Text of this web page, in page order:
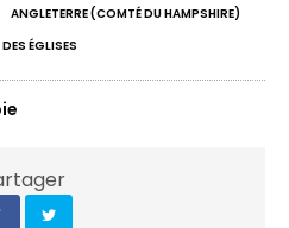
ANGLETERRE (COMTÉ DU HAMPSHIRE)
ÉGLISES